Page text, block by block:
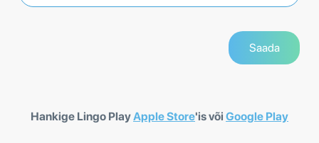
Hankige Lingo PlayApple Store'is või Google Play